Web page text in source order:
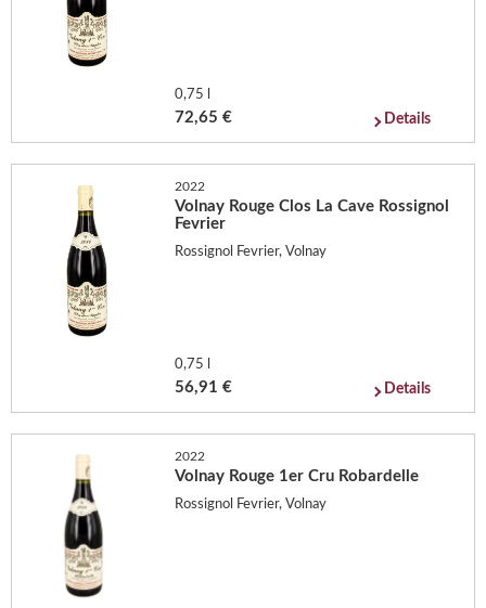
0,75 l
72,65 € Details
2022
Volnay Rouge Clos La Cave Rossignol
Fevrier
Rossignol Fevrier, Volnay
0,75 l
56,91 € Details
2022
Volnay Rouge 1er Cru Robardelle
Rossignol Fevrier, Volnay